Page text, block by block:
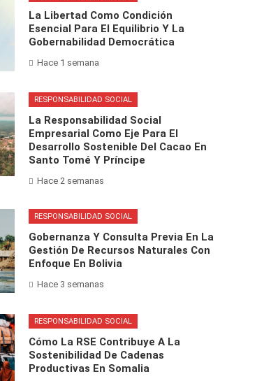
La Libertad Como Condición
Esencial Para El Equilibrio Y La
Gobernabilidad Democrática
Hace 1 semana
RESPONSABILIDAD SOCIAL
La Responsabilidad Social
Empresarial Como Eje Para El
Desarrollo Sostenible Del Cacao En
Santo Tomé Y Príncipe
Hace 2 semanas
RESPONSABILIDAD SOCIAL
Gobernanza Y Consulta Previa En La
Gestión De Recursos Naturales Con
Enfoque En Bolivia
Hace 3 semanas
RESPONSABILIDAD SOCIAL
Cómo La RSE Contribuye A La
Sostenibilidad De Cadenas
Productivas En Somalia